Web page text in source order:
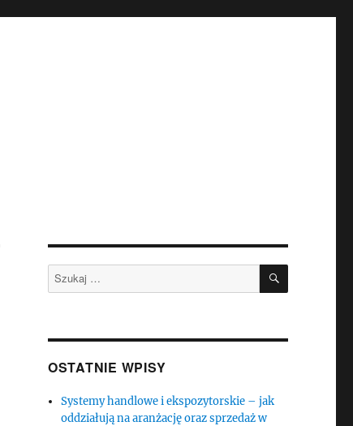
Szukaj: SZUKAJ
OSTATNIE WPISY
Systemy handlowe i ekspozytorskie – jak
oddziałują na aranżację oraz sprzedaż w